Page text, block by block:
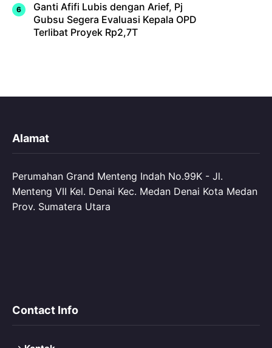
Ganti Afifi Lubis dengan Arief, Pj
Gubsu Segera Evaluasi Kepala OPD
Terlibat Proyek Rp2,7T
Alamat
Perumahan Grand Menteng Indah No.99K - Jl.
Menteng VII Kel. Denai Kec. Medan Denai Kota Medan
Prov. Sumatera Utara
Contact Info